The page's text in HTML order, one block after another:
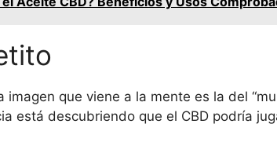
que viene a la mente es la del
está descubriendo que el CBD podría